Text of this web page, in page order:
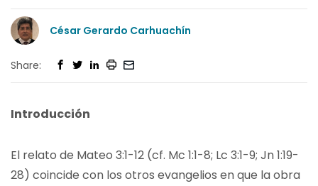
César Gerardo Carhuachín
Share:
Introducción
El relato de Mateo 3:1-12 (cf. Mc 1:1-8; Lc 3:1-9; Jn 1:19-
28) coincide con los otros evangelios en que la obra